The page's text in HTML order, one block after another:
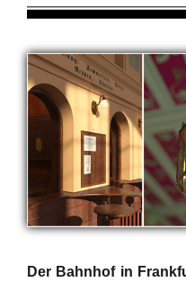
Der Bahnhof in